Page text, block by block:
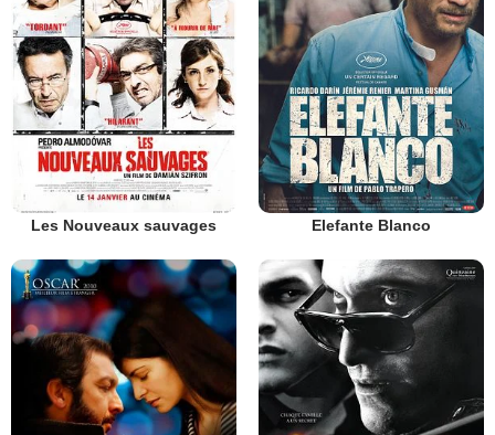
Les Nouveaux sauvages Elefante Blanco